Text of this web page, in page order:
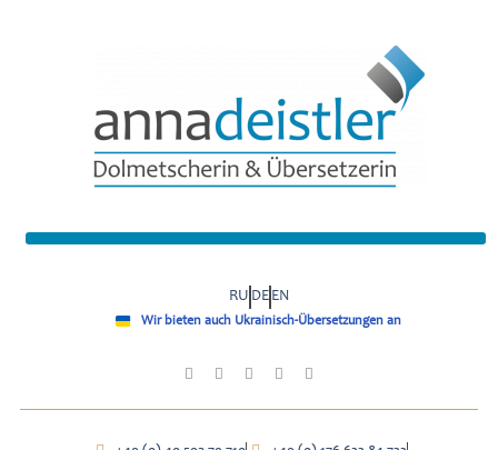
RU DE EN
Wir bieten auch Ukrainisch-Übersetzungen an